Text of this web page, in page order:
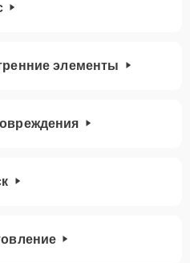
элементы